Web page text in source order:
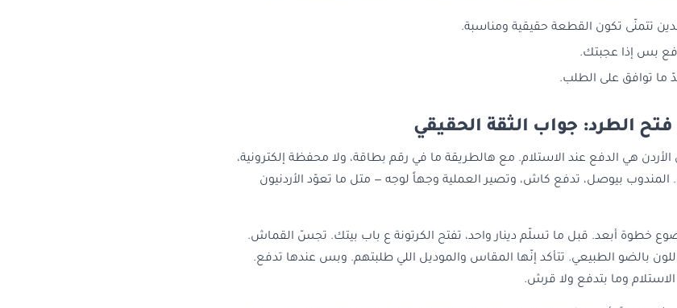
تتمنّى تكون القطعة حقيقية ومناسبة.
بس إذا عجبتك.
ما توافق على الطلب.
فتح الطرد: جواب الثقة الحقيقي
هي الدفع عند الاستلام. مع هالطريقة ما في رقم بطاقة، ولا محفظة إلكترونية،
بيوصل، تدفع كاش، وتصير العملية وجهاً لوجه — متل ما تعوّد الأردنيون
خطوة أبعد. قبل ما تسلّم دينار واحد، تفتح الكرتونة ع باب بيتك. تجسّ القماش.
بالضو الطبيعي. تتأكد إنّها المقاس والموديل اللي طلبتهم. وبس عندها تدفع.
وما بتدفع ولا قرش.